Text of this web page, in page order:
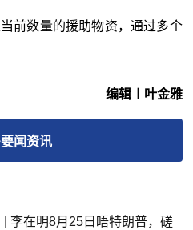
前数量的援助物资，通过多个
编辑︱叶金雅
要闻资讯
| 李在明8月25日晤特朗普，磋